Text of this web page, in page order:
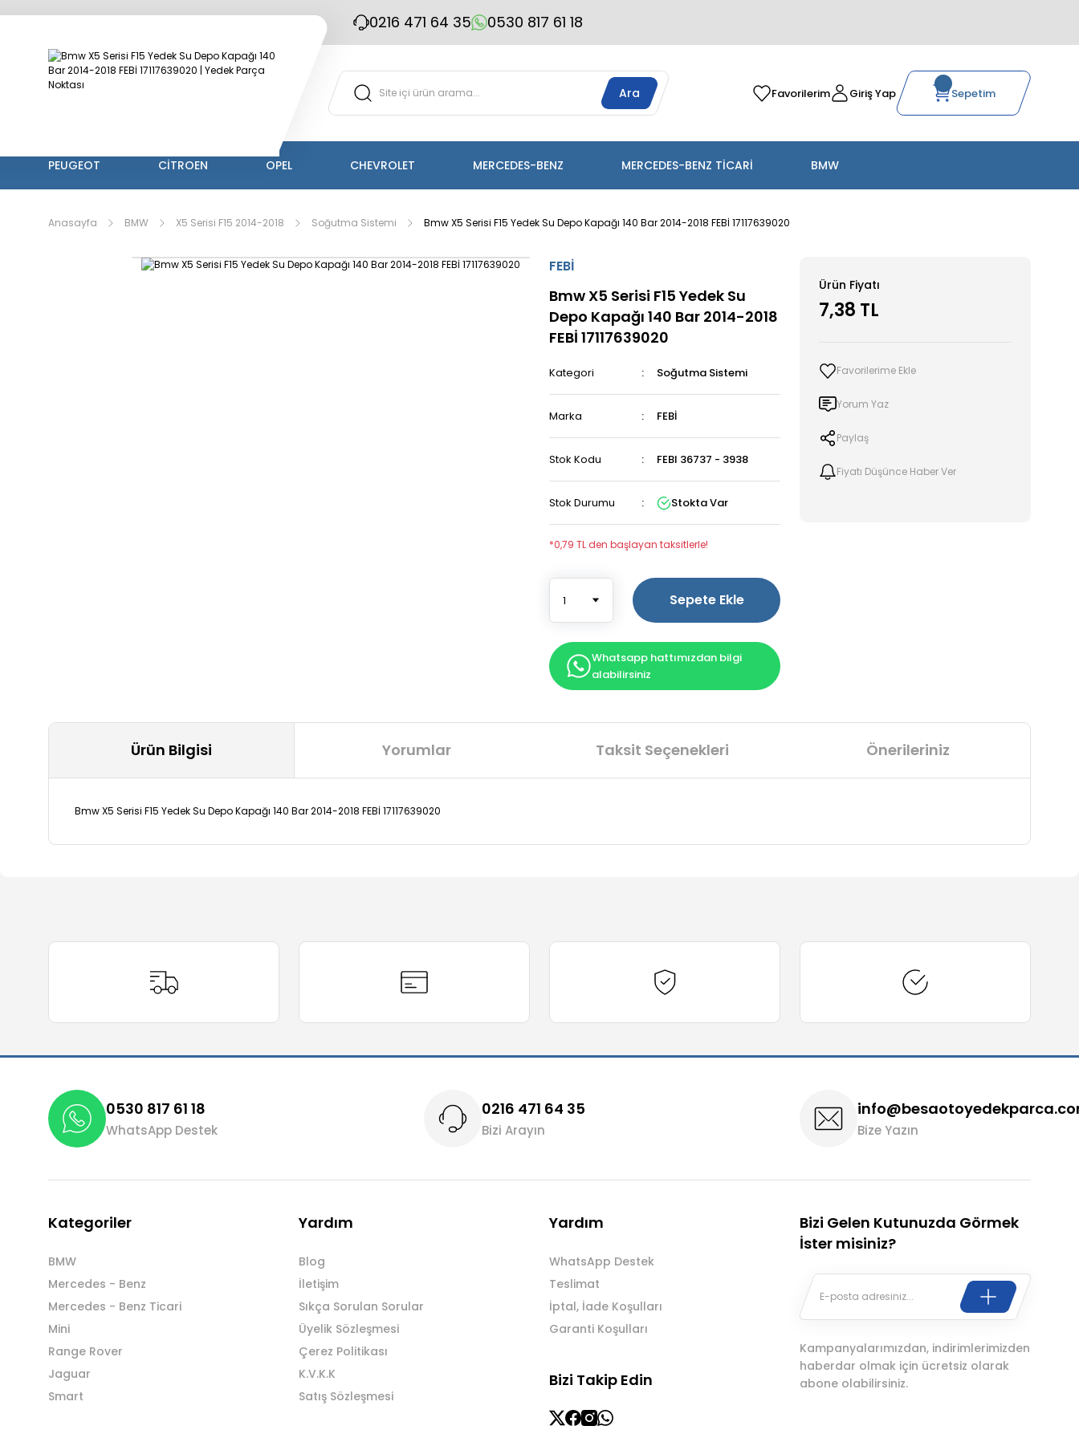
0216 471 64 35 0530 817 61 18
Ara Favorilerim Giriş Yap Sepetim
PEUGEOT CİTROEN OPEL CHEVROLET MERCEDES-BENZ MERCEDES-BENZ TİCARİ BMW
Anasayfa BMW X5 Serisi F15 2014-2018 Soğutma Sistemi Bmw X5 Serisi F15 Yedek Su Depo Kapağı 140 Bar 2014-2018 FEBİ 17117639020
FEBİ
Bmw X5 Serisi F15 Yedek Su
Depo Kapağı 140 Bar 2014-2018
FEBİ 17117639020
Kategori Soğutma Sistemi
Marka FEBİ
Stok Kodu FEBI 36737 - 3938
Stok Durumu Stokta Var
*0,79 TL den başlayan taksitlerle!
Sepete Ekle
Whatsapp hattımızdan bilgi
alabilirsiniz
Ürün Fiyatı
7,38 TL
Yorum Yaz
Paylaş
Fiyatı Düşünce Haber Ver
Ürün Bilgisi Yorumlar Taksit Seçenekleri Önerileriniz
Bmw X5 Serisi F15 Yedek Su Depo Kapağı 140 Bar 2014-2018 FEBİ 17117639020
Ürün bilgilerinde hatalar bulunuyor.
Bu ürüne benzer farklı alternatifler olmalı.
Gönder
0530 817 61 18
WhatsApp Destek
0216 471 64 35
Bizi Arayın Bize Yazın
Kategoriler
BMW
Mercedes - Benz
Mercedes - Benz Ticari
Mini
Range Rover
Jaguar
Smart
Yardım
Blog
İletişim
Sıkça Sorulan Sorular
Üyelik Sözleşmesi
Çerez Politikası
K.V.K.K
Satış Sözleşmesi
Yardım
WhatsApp Destek
Teslimat
İptal, İade Koşulları
Garanti Koşulları
Bizi Takip Edin
Bizi Gelen Kutunuzda Görmek
İster misiniz?
Kampanyalarımızdan, indirimlerimizden
haberdar olmak için ücretsiz olarak
abone olabilirsiniz.